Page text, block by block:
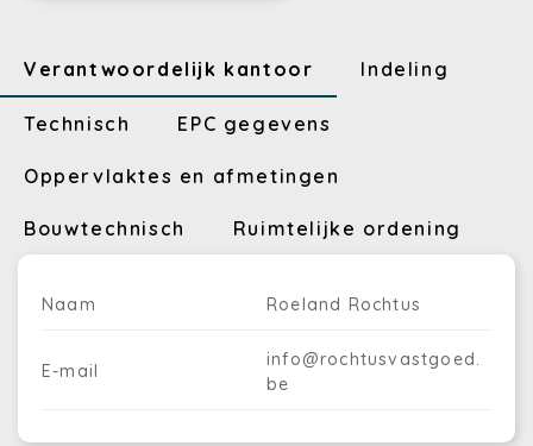
Verantwoordelijk kantoor Indeling
Technisch EPC gegevens
Oppervlaktes en afmetingen
Bouwtechnisch Ruimtelijke ordening
Naam Roeland Rochtus
E-mail
info@rochtusvastgoed.
be